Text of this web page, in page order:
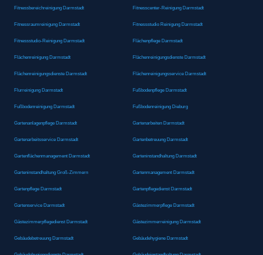
Fitnessbereichreinigung Darmstadt Fitnesscenter-Reinigung Darmstadt
Fitnessraumreinigung Darmstadt Fitnessstudio Reinigung Darmstadt
Fitnessstudio-Reinigung Darmstadt Flächenpflege Darmstadt
Flächenreinigung Darmstadt Flächenreinigungsdienste Darmstadt
Flächenreinigungsdienste Darmstadt Flächenreinigungsservice Darmstadt
Flurreinigung Darmstadt Fußbodenpflege Darmstadt
Fußbodenreinigung Darmstadt Fußbodenreinigung Dieburg
Gartenanlagenpflege Darmstadt Gartenarbeiten Darmstadt
Gartenarbeitsservice Darmstadt Gartenbetreuung Darmstadt
Gartenflächenmanagement Darmstadt Garteninstandhaltung Darmstadt
Garteninstandhaltung Groß-Zimmern Gartenmanagement Darmstadt
Gartenpflege Darmstadt Gartenpflegedienst Darmstadt
Gartenservice Darmstadt Gästezimmerpflege Darmstadt
Gästezimmerpflegedienst Darmstadt Gästezimmerreinigung Darmstadt
Gebäudebetreuung Darmstadt Gebäudehygiene Darmstadt